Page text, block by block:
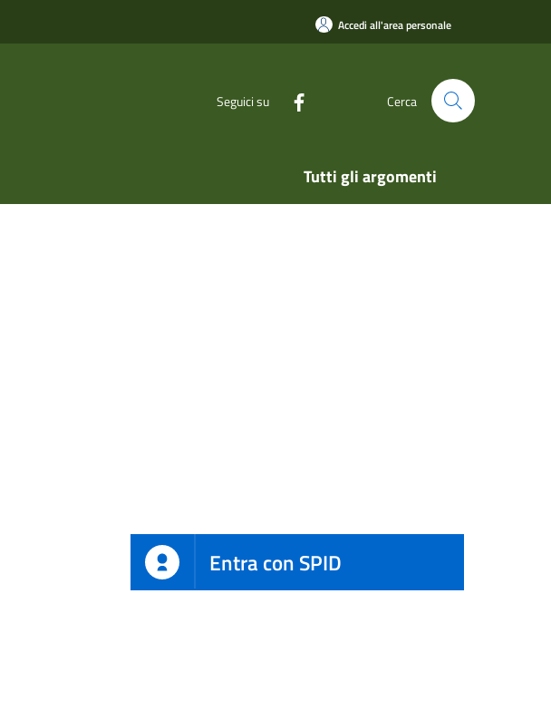
Accedi all'area personale
Seguici su Cerca
Tutti gli argomenti
Entra con SPID